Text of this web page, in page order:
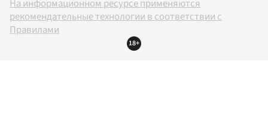
На информационном ресурсе применяются
рекомендательные технологии в соответствии с
Правилами
18+